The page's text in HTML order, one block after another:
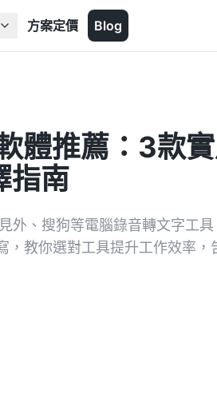
方案定價 Blog
體推薦：3款
指南
外、搜狗等電腦錄音轉文字工
教你選對工具提升工作效率，